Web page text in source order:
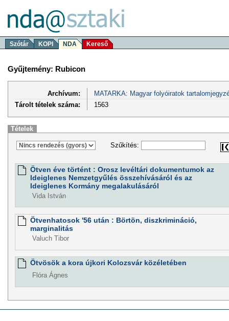
Szótár KOPI NDA Kereső
Gyűjtemény: Rubicon
Archívum:
MATARKA: Magyar folyóiratok
Tárolt tételek száma:
1563
Tételek
Szűkítés:
Ötven éve történt : Orosz levéltári dokumentumok az
Ideiglenes Nemzetgyűlés összehívásáról és az
Ideiglenes Kormány megalakulásáról
Vida István
Ötvenhatosok '56 után : Börtön, diszkrimináció,
marginalitás
Valuch Tibor
Ötvösök a kora újkori Kolozsvár közéletében
Flóra Ágnes